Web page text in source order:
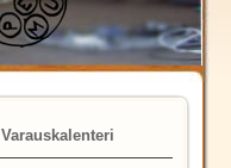
Varauskalenteri